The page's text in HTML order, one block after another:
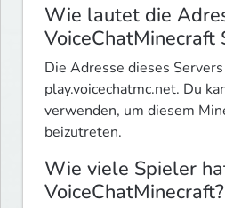
Wie lautet die
VoiceChatMinecraft
Die Adresse dieses
play.voicechatmc.net. Du
verwenden, um diesem
beizutreten.
Wie viele Spieler
VoiceChatMinecraft?